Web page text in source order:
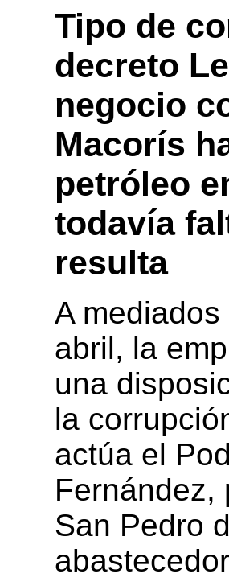
Tipo de
decreto
negocio
Macorís
petróleo
todavía
resulta
A
abril, la
una
la
actúa el
Fernández,
San Pedro